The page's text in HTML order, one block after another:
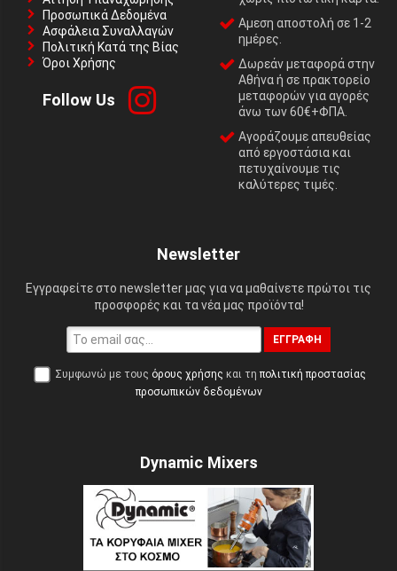
Προσωπικά Δεδομένα
Ασφάλεια Συναλλαγών
Πολιτική Κατά της Βίας
Όροι Χρήσης
Follow Us
Αμεση αποστολή σε 1-2
ημέρες.
Δωρεάν μεταφορά στην
Αθήνα ή σε πρακτορείο
μεταφορών για αγορές
άνω των 60€+ΦΠΑ.
Αγοράζουμε απευθείας
από εργοστάσια και
πετυχαίνουμε τις
καλύτερες τιμές.
Newsletter
Εγγραφείτε στο newsletter μας για να μαθαίνετε πρώτοι τις
προσφορές και τα νέα μας προϊόντα!
ΕΓΓΡΑΦΉ
Συμφωνώ με τους όρους χρήσης και τη πολιτική προστασίας
προσωπικών δεδομένων
Dynamic Mixers